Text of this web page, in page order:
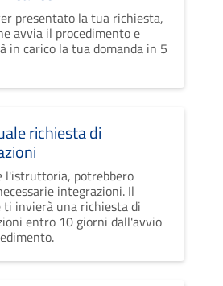
presentato la tua richiesta,
avvia il procedimento e
in carico la tua domanda in 5
richiesta di
l'istruttoria, potrebbero
integrazioni. Il
ti invierà una richiesta di
entro 10 giorni dall'avvio